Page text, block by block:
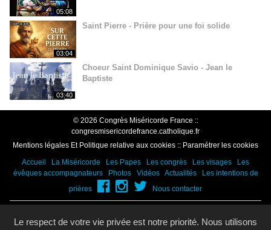
05:08
03:04
Saint Pierre - Prière pour une foi solide
03:40
Choeur Saint Dominique Savio - Jean le
Baptiste
© 2026 Congrès Miséricorde France ::
congresmisericordefrance.catholique.fr
Mentions légales Et Politique relative aux cookies :: Paramétrer les cookies
Accueil
La Miséricorde Les Papes Les congrès Les visages
Les
évêques accompagnateurs
Photos Vidéos Actualités
Les intentions de
prières
Nous contacter
on line|Jeunes cathos|
Le respect de votre vie privée est notre priorité. Nous utilisons